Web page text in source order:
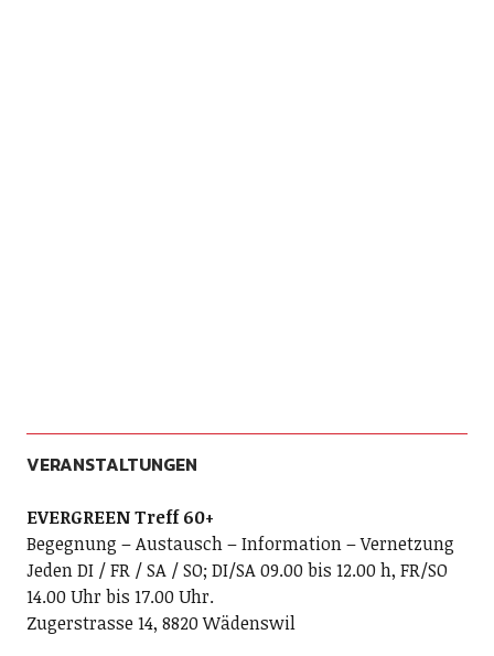
VERANSTALTUNGEN
EVERGREEN Treff 60+
Begegnung – Austausch – Information – Vernetzung
Jeden DI / FR / SA / SO; DI/SA 09.00 bis 12.00 h, FR/SO
14.00 Uhr bis 17.00 Uhr.
Zugerstrasse 14, 8820 Wädenswil